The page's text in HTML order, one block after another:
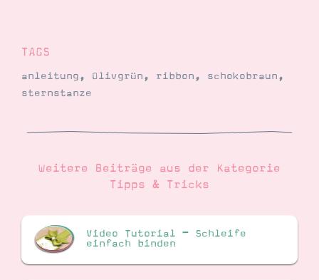
TAGS
anleitung, Olivgrün, ribbon, schokobraun,
sternstanze
Weitere Beiträge aus der Kategorie
Tipps & Tricks
Video Tutorial – Schleife
einfach binden